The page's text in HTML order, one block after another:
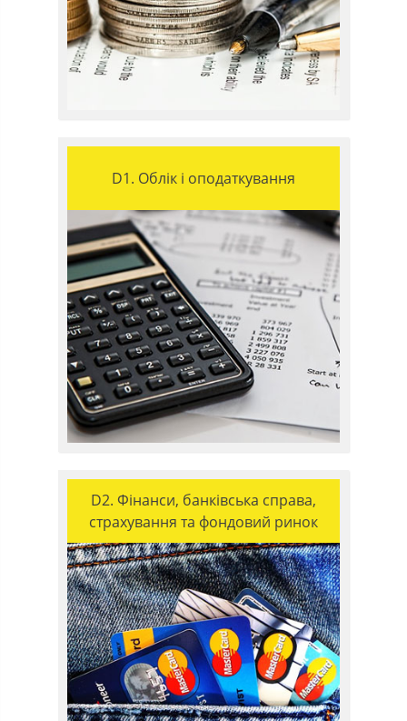
D1. Облік і оподаткування
D2. Фінанси, банківська справа,
страхування та фондовий ринок